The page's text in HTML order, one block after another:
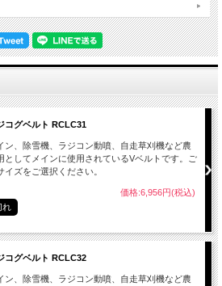
コグベルト RCLC31
ン、除雪機、ラジコン動噴、自走草刈機など農
としてメインに使用されているVベルトです。ご
イズをご選択ください。
価格:6,956円(税込)
れ
コグベルト RCLC32
ン、除雪機、ラジコン動噴、自走草刈機など農